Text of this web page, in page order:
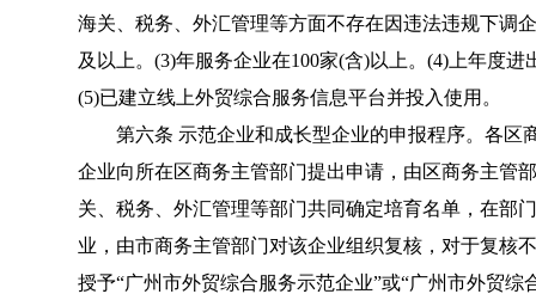
海关、税务、外汇管理等方面不存在因违法违规下调
及以上。(3)年服务企业在100家(含)以上。(4)上年度
(5)已建立线上外贸综合服务信息平台并投入使用。
第六条 示范企业和成长型企业的申报程序。各区
企业向所在区商务主管部门提出申请，由区商务主管
关、税务、外汇管理等部门共同确定培育名单，在部
业，由市商务主管部门对该企业组织复核，对于复核
授予“广州市外贸综合服务示范企业”或“广州市外贸综